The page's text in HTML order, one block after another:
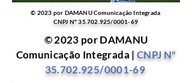
© 2023 por DAMANU Comunicação Integrada
CNPJ Nº35.702.925/0001-69
© 2023 por DAMANU
Comunicação Integrada | CNPJ Nº
35.702.925/0001-69